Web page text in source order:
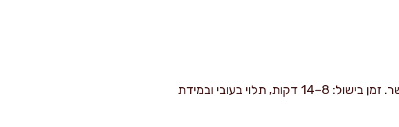
זמן הכנה: 20 דקות עבודה פעילה ועוד 30–60 דקות השוואת טמפרטורה לבשר. זמן בישול: 8–14 דקות, תלוי בעובי ובמידת